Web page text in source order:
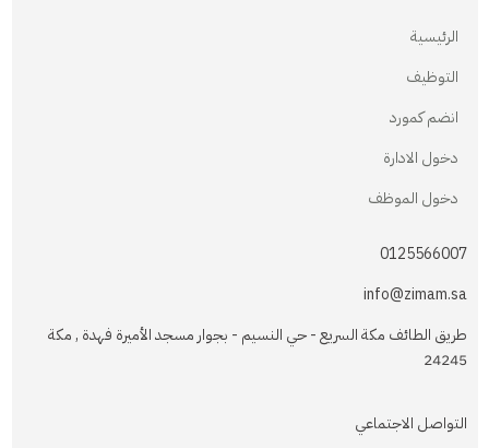
الرئيسية
التوظيف
انضم كمورد
دخول الادارة
دخول الموظف
0125566007
info@zimam.sa
طريق الطائف مكة السريع - حي النسيم - بجوار مسجد الأميرة فهدة , مكة
24245
التواصل الاجتماعي